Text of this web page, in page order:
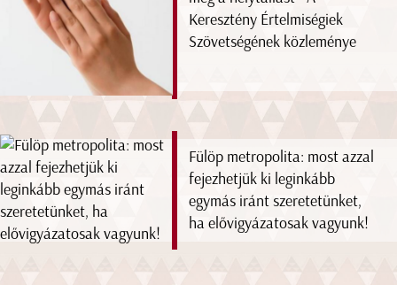
Keresztény Értelmiségiek
Szövetségének közleménye
Fülöp metropolita: most azzal
fejezhetjük ki leginkább
egymás iránt szeretetünket,
ha elővigyázatosak vagyunk!